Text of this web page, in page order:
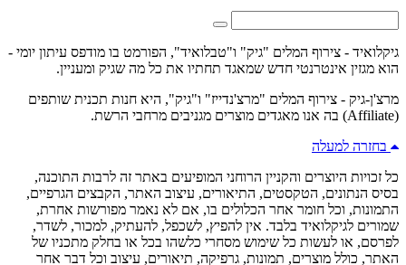
גיקלואיד - צירוף המלים "גיק" ו"טבלואיד", הפורמט בו מודפס עיתון יומי -
הוא מגזין אינטרנטי חדש שמאגד תחתיו את כל מה שגיק ומעניין.
מרצ'ן-גיק - צירוף המלים "מרצ'נדייז" ו"גיק", היא חנות תכנית שותפים
(Affiliate) בה אנו מאגדים מוצרים מגניבים מרחבי הרשת.
בחזרה למעלה
כל זכויות היוצרים והקניין הרוחני המופיעים באתר זה לרבות התוכנה,
בסיס הנתונים, הטקסטים, התיאורים, עיצוב האתר, הקבצים הגרפיים,
התמונות, וכל חומר אחר הכלולים בו, אם לא נאמר מפורשות אחרת,
שמורים לגיקלואיד בלבד. אין להפיץ, לשכפל, להעתיק, למכור, לשדר,
לפרסם, או לעשות כל שימוש מסחרי כלשהו בכל או בחלק מתכניו של
האתר, כולל מוצרים, תמונות, גרפיקה, תיאורים, עיצוב וכל דבר אחר